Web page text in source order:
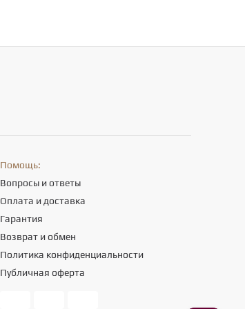
Помощь:
Вопросы и ответы
Оплата и доставка
Гарантия
Возврат и обмен
Политика конфиденциальности
Публичная оферта